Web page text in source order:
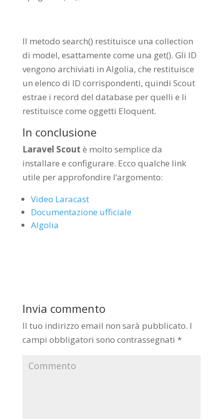
Il metodo search() restituisce una collection
di model, esattamente come una get(). Gli ID
vengono archiviati in Algolia, che restituisce
un elenco di ID corrispondenti, quindi Scout
estrae i record del database per quelli e li
restituisce come oggetti Eloquent.
In conclusione
Laravel Scout è molto semplice da
installare e configurare. Ecco qualche link
utile per approfondire l’argomento:
Video Laracast
Documentazione ufficiale
Algolia
Invia commento
Il tuo indirizzo email non sarà pubblicato. I
campi obbligatori sono contrassegnati *